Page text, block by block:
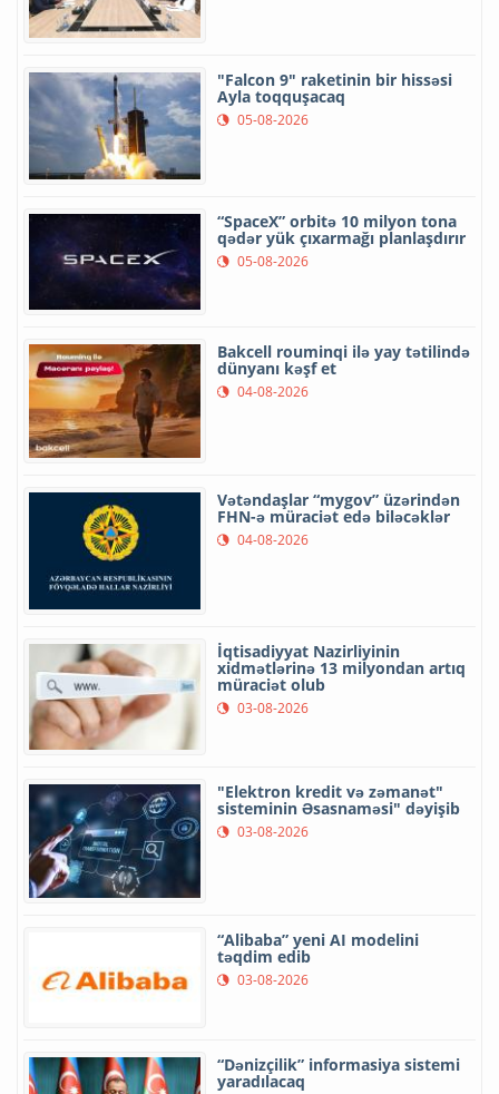
"Falcon 9" raketinin bir hissəsi
Ayla toqquşacaq
05-08-2026
“SpaceX” orbitə 10 milyon tona
qədər yük çıxarmağı planlaşdırır
05-08-2026
Bakcell rouminqi ilə yay tətilində
dünyanı kəşf et
04-08-2026
Vətəndaşlar “mygov” üzərindən
FHN-ə müraciət edə biləcəklər
04-08-2026
İqtisadiyyat Nazirliyinin
xidmətlərinə 13 milyondan artıq
müraciət olub
03-08-2026
"Elektron kredit və zəmanət"
sisteminin Əsasnaməsi" dəyişib
03-08-2026
“Alibaba” yeni AI modelini
təqdim edib
03-08-2026
“Dənizçilik” informasiya sistemi
yaradılacaq